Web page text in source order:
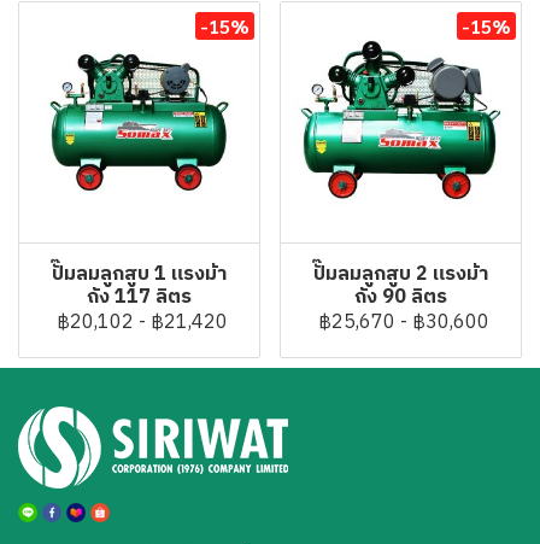
-15%
ปั๊มลมลูกสูบ 1 แรงม้า
ถัง 117 ลิตร
฿20,102 - ฿21,420
-15%
ปั๊มลมลูกสูบ 2 แรงม้า
ถัง 90 ลิตร
฿25,670 - ฿30,600